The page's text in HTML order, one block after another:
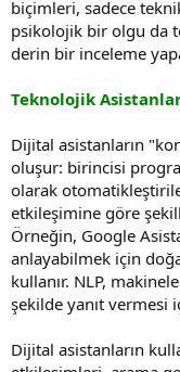
biçimleri, sadece
psikolojik bir olgu da
derin bir inceleme
Teknolojik
Dijital asistanların
oluşur: birincisi
olarak
etkileşimine göre
Örneğin, Google
anlayabilmek için
kullanır. NLP,
şekilde yanıt vermesi
Dijital asistanların